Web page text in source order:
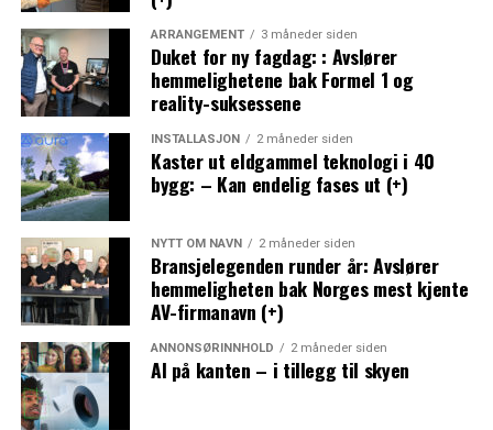
ARRANGEMENT 3 måneder siden
Duket for ny fagdag: : Avslører
hemmelighetene bak Formel 1 og
reality-suksessene
INSTALLASJON 2 måneder siden
Kaster ut eldgammel teknologi i 40
bygg: – Kan endelig fases ut (+)
NYTT OM NAVN 2 måneder siden
Bransjelegenden runder år: Avslører
hemmeligheten bak Norges mest kjente
AV-firmanavn (+)
ANNONSØRINNHOLD 2 måneder siden
AI på kanten – i tillegg til skyen